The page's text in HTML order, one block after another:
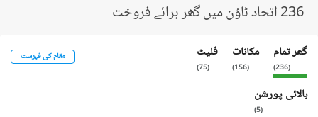
236 اتحاد ٹاؤن میں گھر برائے فروخت
گھر تمام
(
236
)
مکانات
(
156
)
فلیٹ
(
75
)
بالائی پورشن
(
5
)
مقام کی فہرست